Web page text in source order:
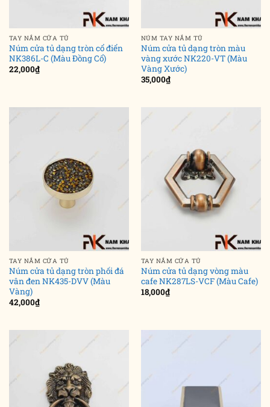
TAY NẮM CỬA TỦ
Núm cửa tủ dạng tròn cổ điển
NK386L-C (Màu Đồng Cổ)
22,000₫
NÚM TAY NẮM TỦ
Núm cửa tủ dạng tròn màu
vàng xước NK220-VT (Màu
Vàng Xước)
35,000₫
TAY NẮM CỬA TỦ
Núm cửa tủ dạng tròn phối đá
vân đen NK435-DVV (Màu
Vàng)
42,000₫
TAY NẮM CỬA TỦ
Núm cửa tủ dạng vòng màu
cafe NK287LS-VCF (Màu Cafe)
18,000₫